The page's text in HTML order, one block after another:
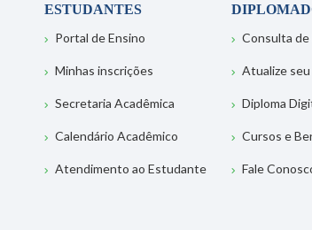
ESTUDANTES
Portal de Ensino
Minhas inscrições
Secretaria Acadêmica
Calendário Acadêmico
Atendimento ao Estudante
Consulta de
Atualize
Diploma
Cursos e
Fale